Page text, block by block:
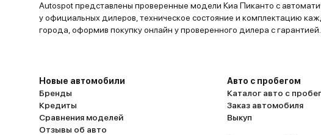
Autospot представлены проверенные модели Киа Пиканто с
у официальных дилеров, техническое состояние и комплектацию
города, оформив покупку онлайн у проверенного дилера с гарантией.
Новые автомобили
Бренды
Кредиты
Сравнения моделей
Отзывы об авто
Авто с пробегом
Каталог авто с
Заказ автомобиля
Выкуп